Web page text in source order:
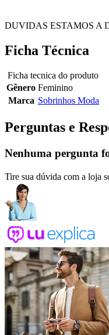
DUVIDAS ESTAMOS A
Ficha Técnica
Ficha tecnica do produto
Gênero Feminino
Marca Sobrinhos Moda
Perguntas e
Nenhuma pergunta
Tire sua dúvida com a loja